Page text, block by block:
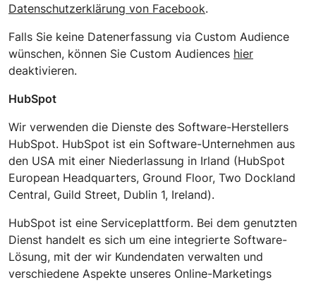
Datenschutzerklärung von Facebook.
Falls Sie keine Datenerfassung via Custom Audience
wünschen, können Sie Custom Audiences hier
deaktivieren.
HubSpot
Wir verwenden die Dienste des Software-Herstellers
HubSpot. HubSpot ist ein Software-Unternehmen aus
den USA mit einer Niederlassung in Irland (HubSpot
European Headquarters, Ground Floor, Two Dockland
Central, Guild Street, Dublin 1, Ireland).
HubSpot ist eine Serviceplattform. Bei dem genutzten
Dienst handelt es sich um eine integrierte Software-
Lösung, mit der wir Kundendaten verwalten und
verschiedene Aspekte unseres Online-Marketings